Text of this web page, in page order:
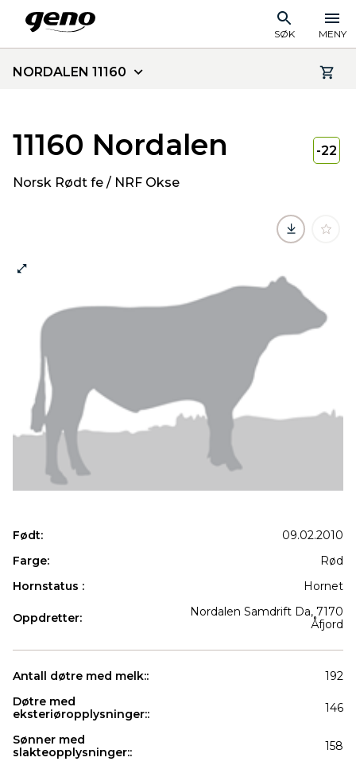
SØK MENY
NORDALEN 11160
11160 Nordalen
Norsk Rødt fe / NRF Okse
-22
Født:
09.02.2010
Farge:
Rød
Hornstatus :
Hornet
Oppdretter:
Nordalen Samdrift Da, 7170
Åfjord
Antall døtre med melk::
192
Døtre med
eksteriøropplysninger::
146
Sønner med
slakteopplysninger::
158